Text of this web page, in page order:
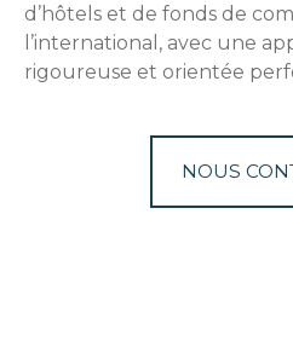
d’hôtels et de fonds de
l’international, avec une
rigoureuse et orientée
NOUS